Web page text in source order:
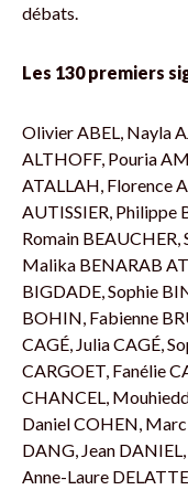
débats.
Les 130 premiers
Olivier ABEL, Nayla
ALTHOFF, Pouria
ATALLAH, Florence
AUTISSIER, Philippe
Romain BEAUCHER,
Malika BENARAB
BIGDADE, Sophie
BOHIN, Fabienne
CAGÉ, Julia CAGÉ,
CARGOET, Fanélie
CHANCEL,
Daniel COHEN,
DANG, Jean
Anne-Laure